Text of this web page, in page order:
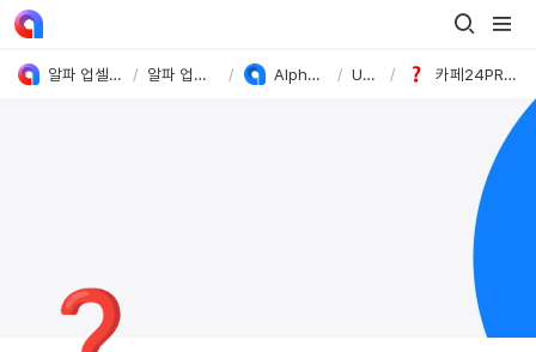
알파 업셀&푸시 User Guide / 알파 업셀&푸시 가이드 / Alpha Push 사용방법 / Untitled / 카페24PRO를 이용하고 있어요